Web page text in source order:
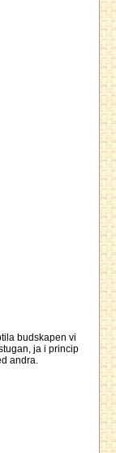
budskapen vi
ja i princip
andra.